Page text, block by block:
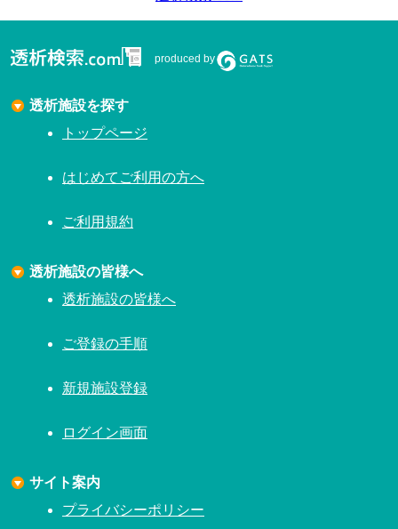
produced by
透析施設を探す
トップページ
はじめてご利用の方へ
ご利用規約
透析施設の皆様へ
透析施設の皆様へ
ご登録の手順
新規施設登録
ログイン画面
サイト案内
プライバシーポリシー